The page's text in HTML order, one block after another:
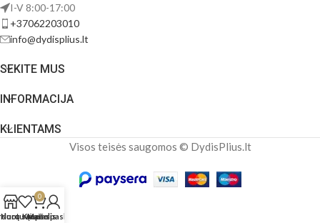
I-V 8:00-17:00
+37062203010
info@dydisplius.lt
SEKITE MUS
INFORMACIJA
KLIENTAMS
Visos teisės saugomos © DydisPlius.lt
Norų sąrašas
0
Krepšelis
Mano paskyra